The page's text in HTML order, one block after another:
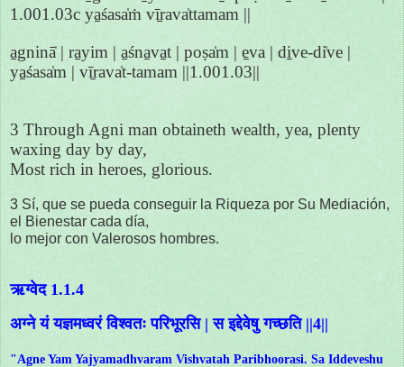
1.001.03c ya̱śasa̍ṁ vī̱rava̍ttamam ||
a̱gninā̍ | ra̱yim | a̱śna̱va̱t | poṣa̍m | e̱va | di̱ve-di̍ve |
ya̱śasa̍m | vī̱rava̍t-tamam ||1.001.03||
3 Through Agni man obtaineth wealth, yea, plenty
waxing day by day,
Most rich in heroes, glorious.
3 Sí, que se pueda conseguir la Riqueza por Su Mediación,
el Bienestar cada día,
lo mejor con Valerosos hombres.
ऋग्वेद 1.1.4
अग्ने यं यज्ञमध्वरं विश्वतः परिभूरसि | स इद्देवेषु गच्छति ||4||
"Agne Yam Yajyamadhvaram Vishvatah Paribhoorasi. Sa Iddeveshu